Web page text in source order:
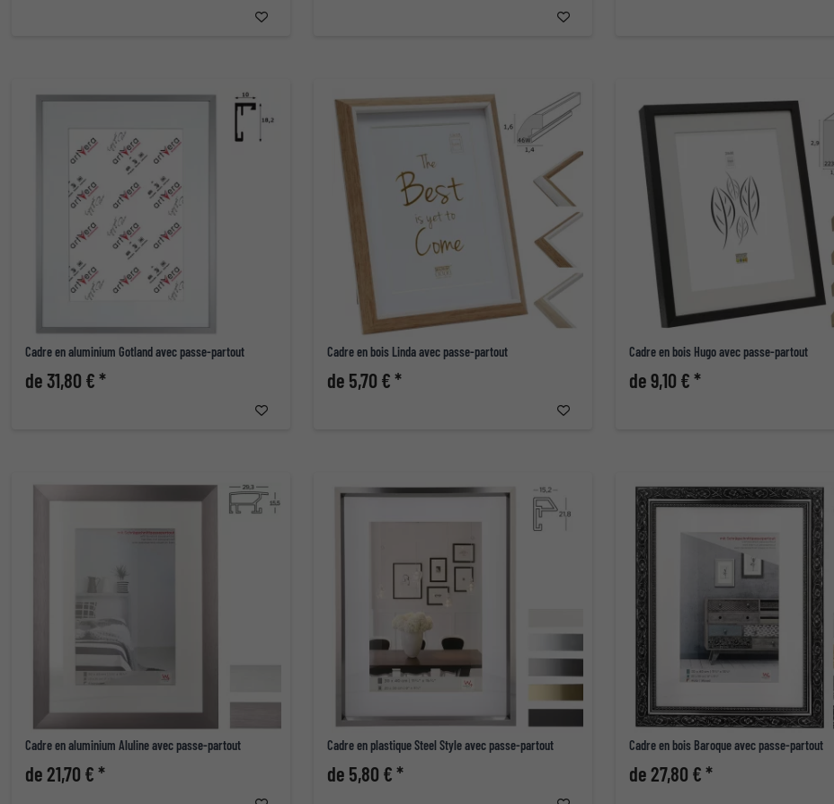
Cadre en aluminium Gotland avec passe-partout
de 31,80 € *
Cadre en bois Linda avec passe-partout
de 5,70 € *
Cadre en bois Hugo avec passe-partout
de 9,10 € *
Cadre en aluminium Aluline avec passe-partout
de 21,70 € *
Cadre en plastique Steel Style avec passe-partout
de 5,80 € *
Cadre en bois Baroque avec passe-partout
de 27,80 € *